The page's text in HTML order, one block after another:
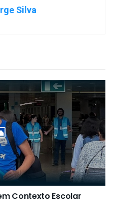
Silva
Contexto Escolar